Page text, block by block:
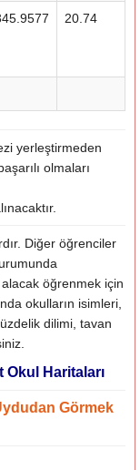
20.74
yerleştirmeden
olmaları
Diğer öğrenciler
öğrenmek için
okulların isimleri,
dilimi, tavan
Okul Haritaları
Görmek